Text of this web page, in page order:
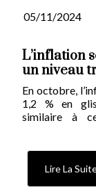
05/11/2024
L’inflation
un niveau
En octobre,
1,2 % en
similaire à
tendance
pourrait être
probablement
à venir.Lire La